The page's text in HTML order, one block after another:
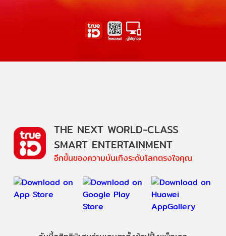
THE NEXT WORLD-CLASS
SMART ENTERTAINMENT
อีกขั้นของความบันเทิงระดับโลกตรงใจคุณ